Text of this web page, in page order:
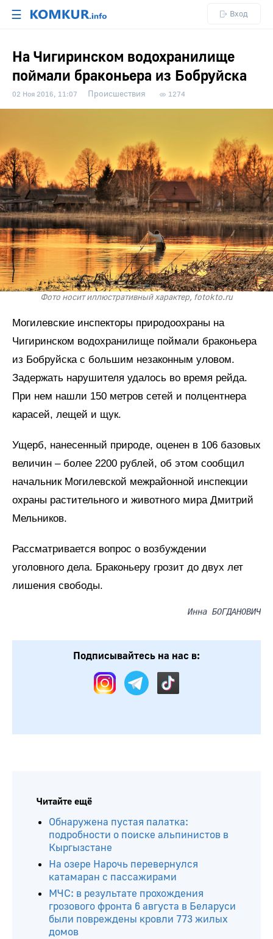
☰ Вход
На Чигиринском водохранилище
поймали браконьера из Бобруйска
02 Ноя 2016, 11:07 Происшествия 1274
Фото носит иллюстративный характер, fotokto.ru
Могилевские инспекторы природоохраны на
Чигиринском водохранилище поймали браконьера
из Бобруйска с большим незаконным уловом.
Задержать нарушителя удалось во время рейда.
При нем нашли 150 метров сетей и полцентнера
карасей, лещей и щук.
Ущерб, нанесенный природе, оценен в 106 базовых
величин – более 2200 рублей, об этом сообщил
начальник Могилевской межрайонной инспекции
охраны растительного и животного мира Дмитрий
Мельников.
Рассматривается вопрос о возбуждении
уголовного дела. Браконьеру грозит до двух лет
лишения свободы.
Инна БОГДАНОВИЧ
Подписывайтесь на нас в:
Читайте ещё
Обнаружена пустая палатка:
подробности о поиске альпинистов в
Кыргызстане
На озере Нарочь перевернулся
катамаран с пассажирами
МЧС: в результате прохождения
грозового фронта 6 августа в Беларуси
были повреждены кровли 773 жилых
домов